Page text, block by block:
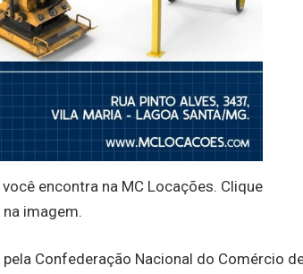
encontra na MC Locações. Clique
na imagem.
Confederação Nacional do Comércio